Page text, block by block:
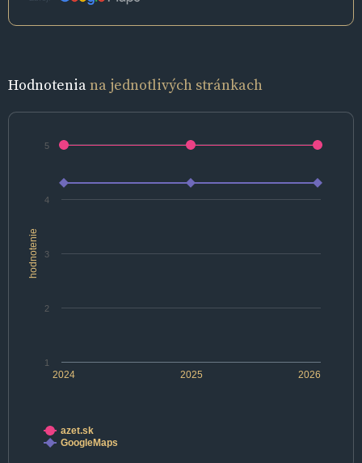
Hodnoteniana jednotlivých stránkach
hodnotenie
2024 2025 2026
1
2
3
4
5
azet.sk
GoogleMaps